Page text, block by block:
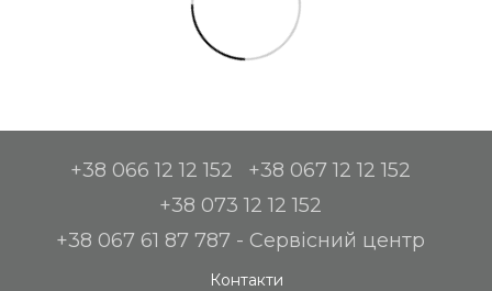
+38 066 12 12 152
+38 067 12 12 152
+38 073 12 12 152
+38 067 61 87 787 - Сервісний центр
Контакти